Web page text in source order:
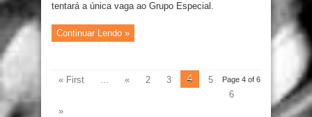
tentará a única vaga ao Grupo Especial.
Continuar Lendo »
Page 4 of 6
« First ... « 2 3 4
5
6
»